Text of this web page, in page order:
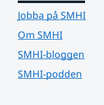
Jobba på SMHI
Om SMHI
SMHI-bloggen
SMHI-podden